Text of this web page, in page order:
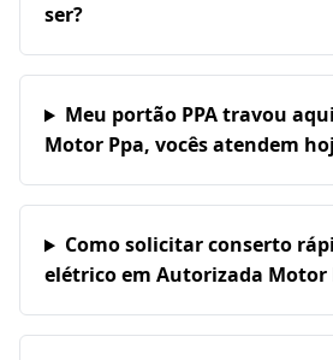
ser?
Meu portão PPA travou
Motor Ppa, vocês atendem
Como solicitar conserto
elétrico em Autorizada Motor